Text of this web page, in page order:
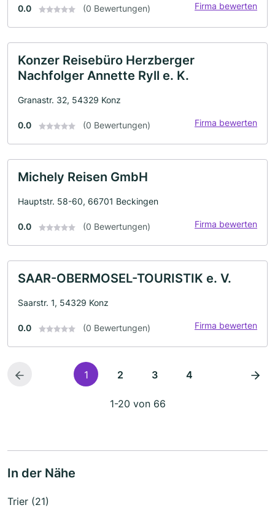
0.0 (0 Bewertungen) Firma bewerten
Konzer Reisebüro Herzberger
Nachfolger Annette Ryll e. K.
Granastr. 32, 54329 Konz
0.0 (0 Bewertungen) Firma bewerten
Michely Reisen GmbH
Hauptstr. 58-60, 66701 Beckingen
0.0 (0 Bewertungen) Firma bewerten
SAAR-OBERMOSEL-TOURISTIK e. V.
Saarstr. 1, 54329 Konz
0.0 (0 Bewertungen) Firma bewerten
1 2 3 4
1-20 von 66
In der Nähe
Trier (21)